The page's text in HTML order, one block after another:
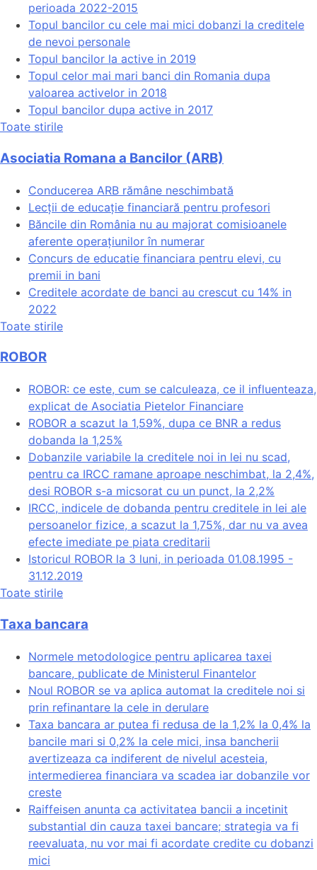
perioada 2022-2015
Topul bancilor cu cele mai mici dobanzi la creditele
de nevoi personale
Topul bancilor la active in 2019
Topul celor mai mari banci din Romania dupa
valoarea activelor in 2018
Topul bancilor dupa active in 2017
Toate stirile
Asociatia Romana a Bancilor (ARB)
Conducerea ARB rămâne neschimbată
Lecții de educație financiară pentru profesori
Băncile din România nu au majorat comisioanele
aferente operațiunilor în numerar
Concurs de educatie financiara pentru elevi, cu
premii in bani
Creditele acordate de banci au crescut cu 14% in
2022
Toate stirile
ROBOR
ROBOR: ce este, cum se calculeaza, ce il influenteaza,
explicat de Asociatia Pietelor Financiare
ROBOR a scazut la 1,59%, dupa ce BNR a redus
dobanda la 1,25%
Dobanzile variabile la creditele noi in lei nu scad,
pentru ca IRCC ramane aproape neschimbat, la 2,4%,
desi ROBOR s-a micsorat cu un punct, la 2,2%
IRCC, indicele de dobanda pentru creditele in lei ale
persoanelor fizice, a scazut la 1,75%, dar nu va avea
efecte imediate pe piata creditarii
Istoricul ROBOR la 3 luni, in perioada 01.08.1995 -
31.12.2019
Toate stirile
Taxa bancara
Normele metodologice pentru aplicarea taxei
bancare, publicate de Ministerul Finantelor
Noul ROBOR se va aplica automat la creditele noi si
prin refinantare la cele in derulare
Taxa bancara ar putea fi redusa de la 1,2% la 0,4% la
bancile mari si 0,2% la cele mici, insa bancherii
avertizeaza ca indiferent de nivelul acesteia,
intermedierea financiara va scadea iar dobanzile vor
creste
Raiffeisen anunta ca activitatea bancii a incetinit
substantial din cauza taxei bancare; strategia va fi
reevaluata, nu vor mai fi acordate credite cu dobanzi
mici